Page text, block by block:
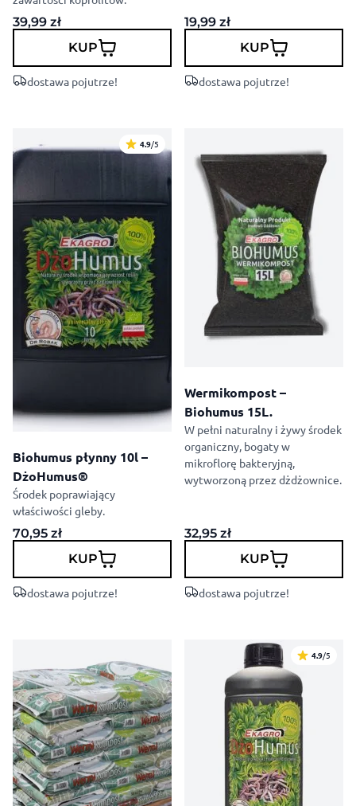
39,99 zł
KUP
dostawa pojutrze!
19,99 zł
KUP
dostawa pojutrze!
4.9/5
Biohumus płynny 10l –
DżoHumus®
Środek poprawiający
właściwości gleby.
70,95 zł
KUP
dostawa pojutrze!
Wermikompost –
Biohumus 15L.
W pełni naturalny i żywy środek
organiczny, bogaty w
mikroflorę bakteryjną,
wytworzoną przez dżdżownice.
32,95 zł
KUP
dostawa pojutrze!
4.9/5